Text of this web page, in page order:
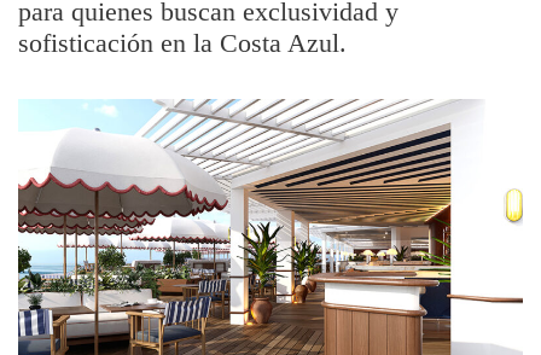
para quienes buscan exclusividad y
sofisticación en la Costa Azul.